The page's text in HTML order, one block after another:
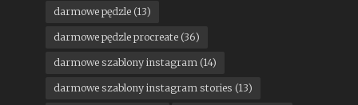
darmowe pędzle(13)
darmowe pędzle procreate(36)
darmowe szablony instagram (14)
darmowe szablony instagram stories (13)